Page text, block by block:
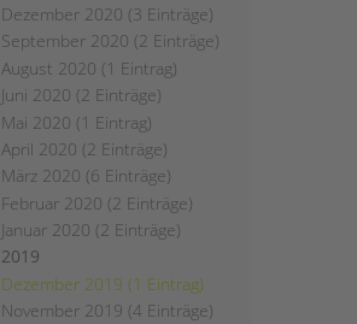
Dezember 2020 (3 Einträge)
September 2020 (2 Einträge)
August 2020 (1 Eintrag)
Juni 2020 (2 Einträge)
Mai 2020 (1 Eintrag)
April 2020 (2 Einträge)
März 2020 (6 Einträge)
Februar 2020 (2 Einträge)
Januar 2020 (2 Einträge)
2019
Dezember 2019 (1 Eintrag)
November 2019 (4 Einträge)